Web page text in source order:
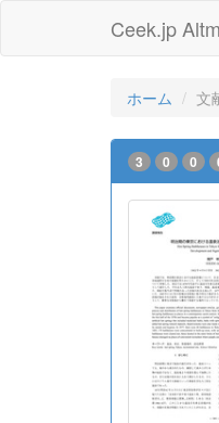
Ceek.jp
ホーム 文
3 0 0